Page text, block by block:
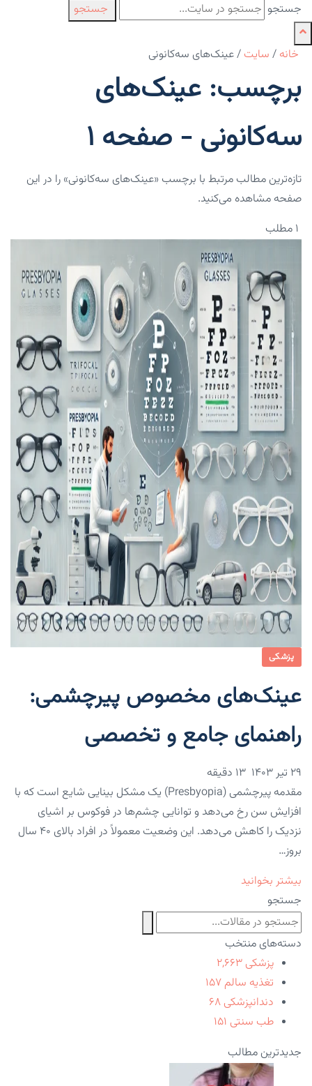
جستجو جستجو
خانه / سایت /عینک‌های سه‌کانونی
برچسب: عینک‌های
سه‌کانونی - صفحه 1
تازه‌ترین مطالب مرتبط با برچسب «عینک‌های سه‌کانونی» را در این
صفحه مشاهده می‌کنید.
۱ مطلب
پزشکی
عینک‌های مخصوص پیرچشمی:
راهنمای جامع و تخصصی
۲۹ تیر ۱۴۰۳
مقدمه پیرچشمی (Presbyopia) یک مشکل بینایی شایع است که با
افزایش سن رخ می‌دهد و توانایی چشم‌ها در فوکوس بر اشیای
نزدیک را کاهش می‌دهد. این وضعیت معمولاً در افراد بالای ۴۰ سال
بروز…
بیشتر بخوانید
جستجو
دسته‌های منتخب
پزشکی ۲,۶۶۳
تغذیه سالم ۱۵۷
دندانپزشکی ۶۸
طب سنتی ۱۵۱
جدیدترین مطالب